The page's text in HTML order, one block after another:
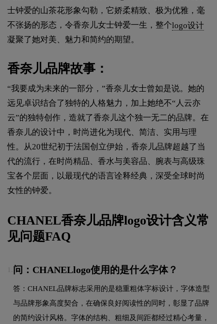
士钟爱的山茶花形象勾勒，它娇柔精致、极为优雅，毫
不张扬的形态，令香奈儿女士钟爱一生，整个logo设计
凝聚了她对美、魅力和简约的期望。
香奈儿品牌故事：
“我要成为未来的一部分，”香奈儿女士曾如是说。她的
远见卓识结合了独特的人格魅力，加上她绝不“人云亦
云”的独特创作，造就了香奈儿这个独一无二的品牌。在
香奈儿的设计中，时尚进化为现代、简洁、实用与理
性。从20世纪初于法国创立伊始，香奈儿品牌超越了当
代的流行，在时尚精品、香水与美容品、腕表与高级珠
宝各个层面，以最现代的语言诠释经典，深受全球时尚
女性的钟爱。
CHANEL香奈儿品牌logo设计含义常
见问题FAQ
问：CHANELlogo使用的是什么字体？
答：CHANEL品牌标志采用的是稳重粗体字标设计，字体造型
与品牌形象高度契合，在确保良好阅读性的同时，彰显了品牌
的简约设计风格。字体的结构、粗细及间距都经过精心考量，